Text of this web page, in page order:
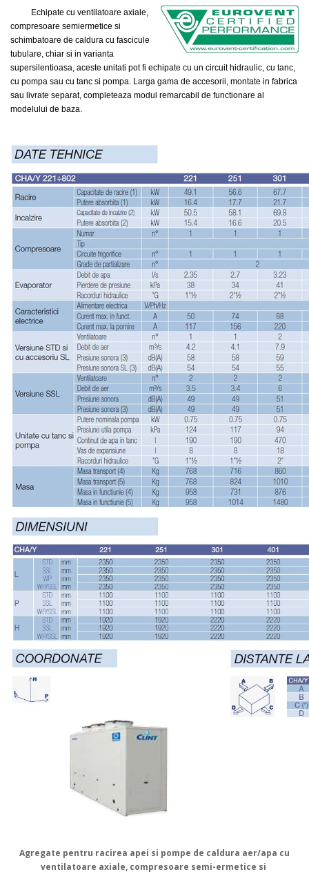
Echipate cu ventilatoare axiale,
compresoare semiermetice si
schimbatoare de caldura cu fascicule
tubulare, chiar si in varianta
supersilentioasa, aceste unitati pot fi echipate cu un circuit hidraulic, cu tanc,
cu pompa sau cu tanc si pompa. Larga gama de accesorii, montate in fabrica
sau livrate separat, completeaza modul remarcabil de functionare al
modelului de baza.
Agregate pentru racirea apei si pompe de caldura aer/apa cu
ventilatoare axiale, compresoare semi-ermetice si